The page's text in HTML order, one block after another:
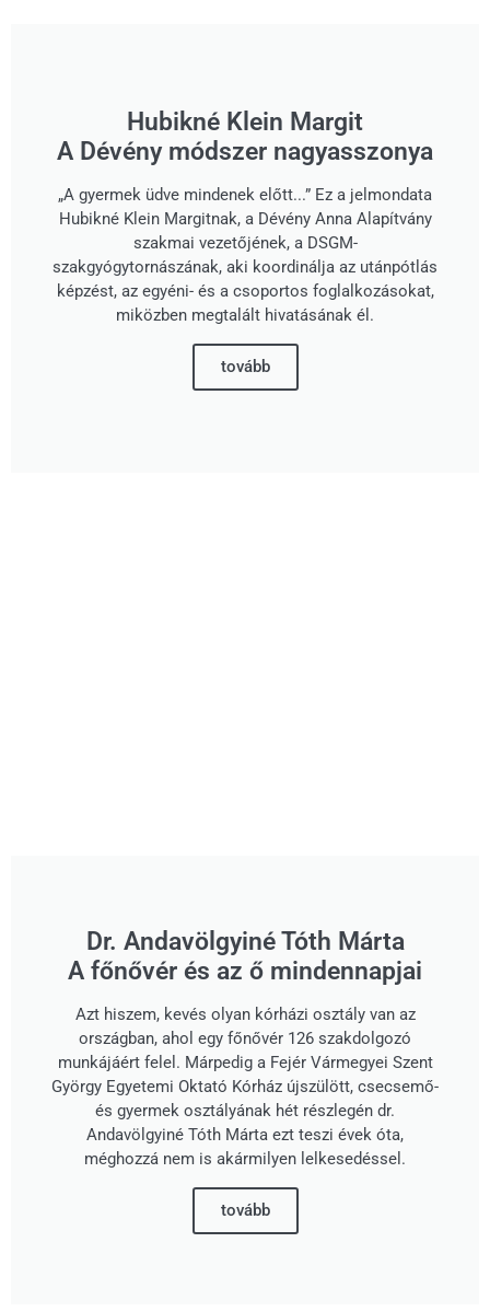
Hubikné Klein Margit
A Dévény módszer nagyasszonya
„A gyermek üdve mindenek előtt...” Ez a jelmondata
Hubikné Klein Margitnak, a Dévény Anna Alapítvány
szakmai vezetőjének, a DSGM-
szakgyógytornászának, aki koordinálja az utánpótlás
képzést, az egyéni- és a csoportos foglalkozásokat,
miközben megtalált hivatásának él.
tovább
Dr. Andavölgyiné Tóth Márta
A főnővér és az ő mindennapjai
Azt hiszem, kevés olyan kórházi osztály van az
országban, ahol egy főnővér 126 szakdolgozó
munkájáért felel. Márpedig a Fejér Vármegyei Szent
György Egyetemi Oktató Kórház újszülött, csecsemő-
és gyermek osztályának hét részlegén dr.
Andavölgyiné Tóth Márta ezt teszi évek óta,
méghozzá nem is akármilyen lelkesedéssel.
tovább